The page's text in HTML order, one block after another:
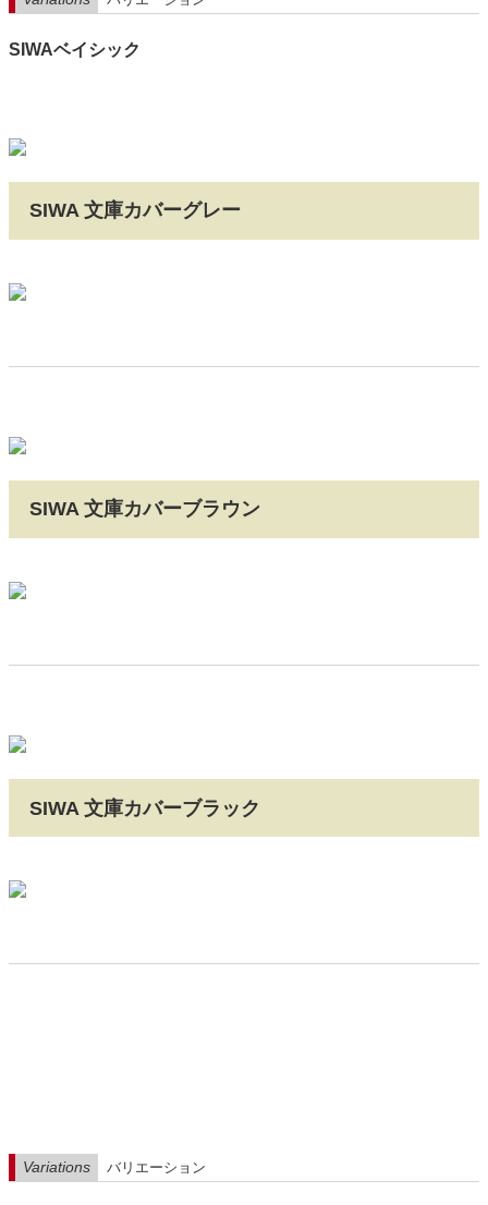
SIWAベイシック
SIWA 文庫カバーグレー
SIWA 文庫カバーブラウン
SIWA 文庫カバーブラック
Variations バリエーション